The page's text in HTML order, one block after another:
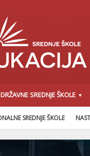
DRŽAVNE SREDNJE ŠKOLE
SREDNJE ŠKOLE